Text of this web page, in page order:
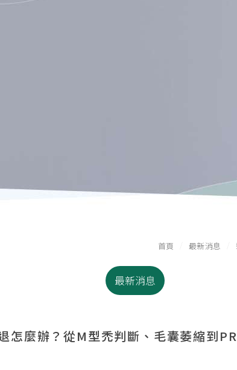
首頁 最新消息
最新消息
怎麼辦？從M型禿判斷、毛囊萎縮到